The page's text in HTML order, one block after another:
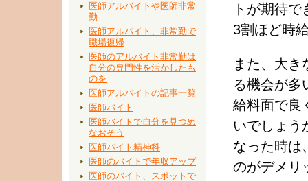
医師アルバイトや医師非常
勤
医師アルバイト、非常勤で
職場復帰
医師のアルバイト非常勤は
自分の専門性を活かしたも
のを
医師アルバイトの記事一覧
医師バイト
医師バイトで自分を見つめ
なおそう
医師バイト精神科
医師のバイトで年収アップ
医師のバイト、スポットで
トが期待
3割ほど時
また、大
る機会が多
給料面で良
いでしょう
なった時は
のがデメリ